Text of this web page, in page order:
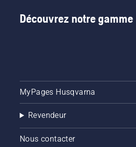
Découvrez notre gamme
MyPages Husqvarna
Revendeur
Nous contacter